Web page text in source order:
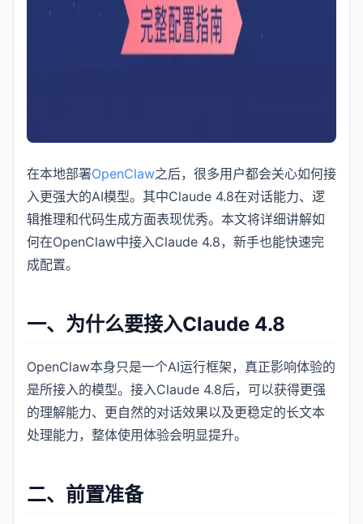
在本地部署OpenClaw之后，很多用户都会关心如何接
入更强大的AI模型。其中Claude 4.8在对话能力、逻
辑推理和代码生成方面表现优秀。本文将详细讲解如
何在OpenClaw中接入Claude 4.8，新手也能快速完
成配置。
一、为什么要接入Claude 4.8
OpenClaw本身只是一个AI运行框架，真正影响体验的
是所接入的模型。接入Claude 4.8后，可以获得更强
的理解能力、更自然的对话效果以及更稳定的长文本
处理能力，整体使用体验会明显提升。
二、前置准备